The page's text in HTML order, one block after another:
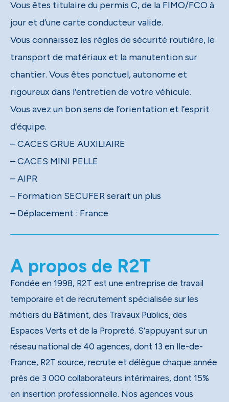
Vous êtes titulaire du permis C, de la FIMO/FCO à
jour et d’une carte conducteur valide.
Vous connaissez les règles de sécurité routière, le
transport de matériaux et la manutention sur
chantier. Vous êtes ponctuel, autonome et
rigoureux dans l’entretien de votre véhicule.
Vous avez un bon sens de l’orientation et l’esprit
d’équipe.
– CACES GRUE AUXILIAIRE
– CACES MINI PELLE
– AIPR
– Formation SECUFER serait un plus
– Déplacement : France
A propos de R2T
Fondée en 1998, R2T est une entreprise de travail
temporaire et de recrutement spécialisée sur les
métiers du Bâtiment, des Travaux Publics, des
Espaces Verts et de la Propreté. S’appuyant sur un
réseau national de 40 agences, dont 13 en Ile-de-
France, R2T source, recrute et délègue chaque année
près de 3 000 collaborateurs intérimaires, dont 15%
en insertion professionnelle. Nos agences vous